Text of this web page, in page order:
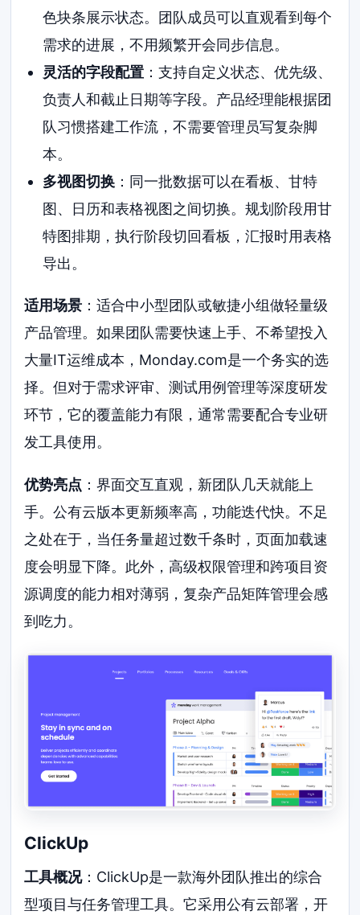
色块条展示状态。团队成员可以直观看到每个
需求的进展，不用频繁开会同步信息。
灵活的字段配置：支持自定义状态、优先级、
负责人和截止日期等字段。产品经理能根据团
队习惯搭建工作流，不需要管理员写复杂脚
本。
多视图切换：同一批数据可以在看板、甘特
图、日历和表格视图之间切换。规划阶段用甘
特图排期，执行阶段切回看板，汇报时用表格
导出。
适用场景 ：适合中小型团队或敏捷小组做轻量级
产品管理。如果团队需要快速上手、不希望投入
大量IT运维成本，Monday.com是一个务实的选
择。但对于需求评审、测试用例管理等深度研发
环节，它的覆盖能力有限，通常需要配合专业研
发工具使用。
优势亮点 ：界面交互直观，新团队几天就能上
手。公有云版本更新频率高，功能迭代快。不足
之处在于，当任务量超过数千条时，页面加载速
度会明显下降。此外，高级权限管理和跨项目资
源调度的能力相对薄弱，复杂产品矩阵管理会感
到吃力。
ClickUp
工具概况：ClickUp是一款海外团队推出的综合
型项目与任务管理工具。它采用公有云部署，开